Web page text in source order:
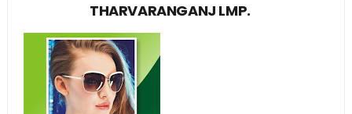
THARVARANGANJ LMP.